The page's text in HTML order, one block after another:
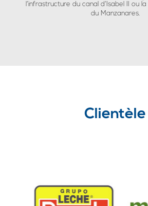
l’infrastructure du canal d’Isabel II ou
du Manzanares.
Clientèle